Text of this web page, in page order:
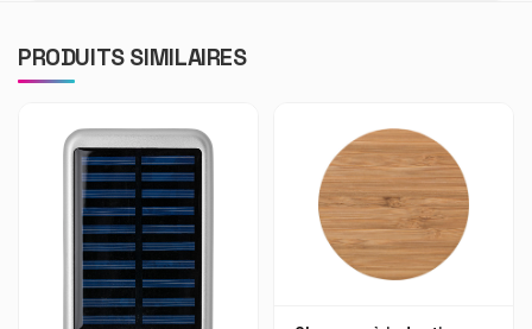
PRODUITS SIMILAIRES